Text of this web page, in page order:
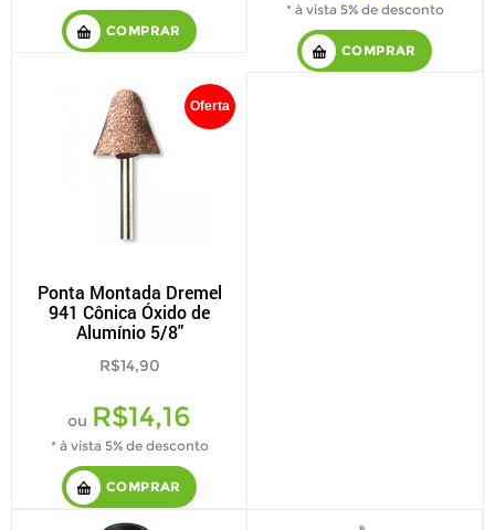
COMPRAR
* à vista 5% de desconto
COMPRAR
Oferta
Ponta Montada Dremel
941 Cônica Óxido de
Alumínio 5/8"
R$14,90
ou R$14,16
* à vista 5% de desconto
COMPRAR